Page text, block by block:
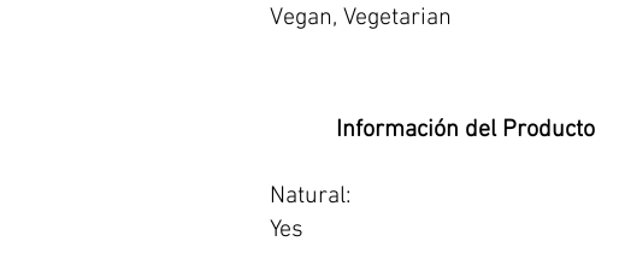
Vegan, Vegetarian
Información del Producto
Natural:
Yes